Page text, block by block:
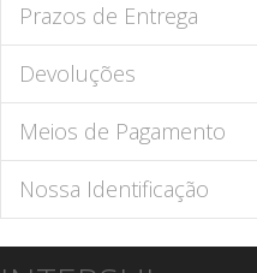
Prazos de Entrega
Devoluções
Meios de Pagamento
Nossa Identificação